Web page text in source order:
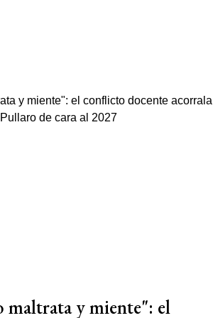
y miente": el